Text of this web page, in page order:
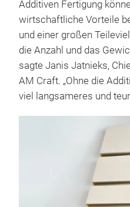
Additiven Fertigung
wirtschaftliche Vorteile
und einer großen
die Anzahl und das
sagte Janis Jatnieks,
AM Craft. „Ohne die
viel langsameres und